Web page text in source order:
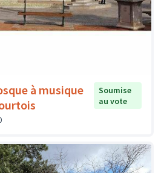
à musique
Soumise
au vote